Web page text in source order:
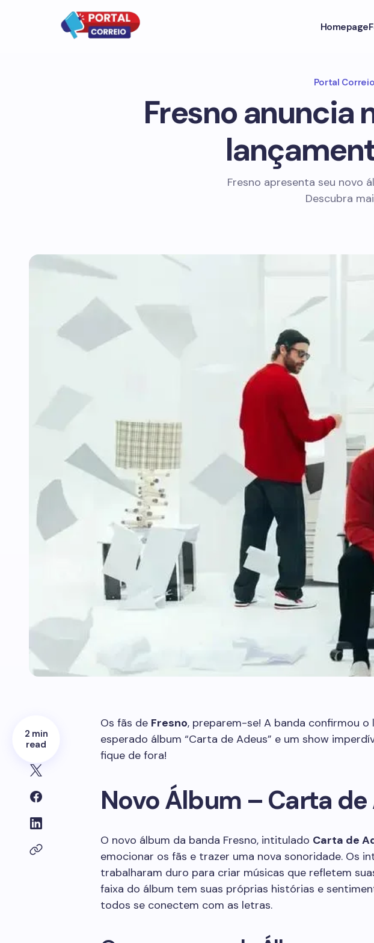
Homepage
Portal Correio
Fresno anuncia
Fresno apresenta seu novo
Descubra
2 min
read
Os fãs de Fresno, preparem-se! A banda confirmou
esperado álbum “Carta de Adeus” e um show
fique de fora!
Novo Álbum – Carta de
O novo álbum da banda Fresno, intitulado Carta de
emocionar os fãs e trazer uma nova sonoridade. Os
trabalharam duro para criar músicas que refletem
faixa do álbum tem suas próprias histórias e
todos se conectem com as letras.